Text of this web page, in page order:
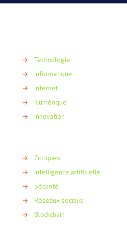
→
Technologie
→
Informatique
→
Internet
→
Numérique
→
Innovation
→
Critiques
→
Intelligence artificielle
→
Sécurité
→
Réseaux sociaux
→
Blockchain